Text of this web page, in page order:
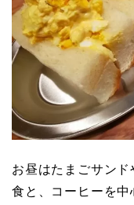
お昼はたまごサン
食と、コーヒーを中